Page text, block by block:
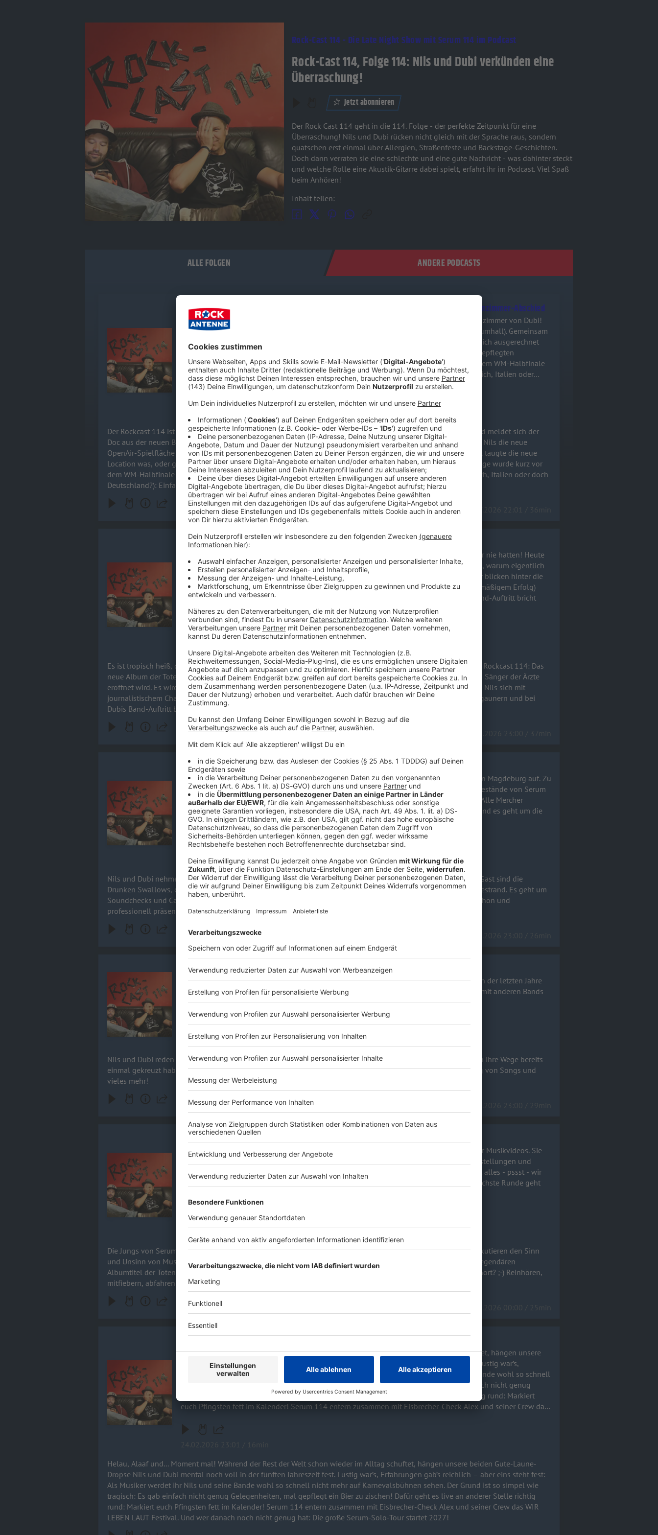
Rock-Cast 114 - Die Late Night Show mit Serum 114 im Podcast
Rock-Cast 114, Folge 114: Nils und Dubi verkünden eine
Überraschung!
Jetzt abonnieren
Der Rock Cast 114 geht in die 114. Folge - der perfekte Zeitpunkt für eine
Überraschung! Nils und Dubi rücken nicht gleich mit der Sprache raus, sondern
quatschen erst einmal über Allergien, Straßenfeste und Backstage-Geschichten.
Doch dann verraten sie eine schlechte und eine gute Nachricht - was dahinter steckt
und welche Rolle eine Akustik-Gitarre dabei spielt, erfahrt ihr im Podcast. Viel Spaß
beim Anhören!
Inhalt teilen:
ALLE FOLGEN ANDERE PODCASTS
Audiotitel - Rock-Cast 114, Folge 138: SOAD-Abriss in Düsseldorf, Sommermärchen-Flashbacks & Wohnzimmer-Abschied
Rock-Cast 114, Folge 138: SOAD-Abriss in Düsseldorf, Sommermärchen-Flashbacks & Wohnzimmer-Abschied
Der Rockcast 114 ist da – und das zum absolut letzten Mal aus dem legendären OG-Wohnzimmer von Dubi!
Bald meldet sich der Doc aus der neuen Behausung (freut euch schon mal auf feinsten Raumhall). Gemeinsam
nehmen sich Dubi und Nils die neue OpenAir-Spielfläche in Düsseldorf zur Brust, die kürzlich ausgerechnet
von System of a Down eingeweiht wurde. taugte die neue Location was, oder gab es nur gepflegten
Baustellen-Vibe zum Moshpit? Kleiner Disclaimer zur Zeitreise: Die Folge wurde kurz vor dem WM-Halbfinale
aufgezeichnet. Wenn die beiden also mutmaßen, wer den Pokal holt (war das jetzt Frankreich, Italien oder
doch Deutschland?): Einfach schmunzeln und die Nostalgie genießen!
Der Rockcast 114 ist da – und das zum absolut letzten Mal aus dem legendären OG-Wohnzimmer von Dubi! Bald meldet sich der
Doc aus der neuen Behausung (freut euch schon mal auf feinsten Raumhall). Gemeinsam nehmen sich Dubi und Nils die neue
OpenAir-Spielfläche in Düsseldorf zur Brust, die kürzlich ausgerechnet von System of a Down eingeweiht wurde. taugte die neue
Location was, oder gab es nur gepflegten Baustellen-Vibe zum Moshpit? Kleiner Disclaimer zur Zeitreise: Die Folge wurde kurz vor
dem WM-Halbfinale aufgezeichnet. Wenn die beiden also mutmaßen, wer den Pokal holt (war das jetzt Frankreich, Italien oder doch
Deutschland?): Einfach schmunzeln und die Nostalgie genießen!
Audiotitel - Rock-Cast 114, Folge 137: Sommerpause ohne Sommerpause!
Rock-Cast 114, Folge 137: Sommerpause ohne Sommerpause!
Es ist tropisch heiß, das Bier steht bereit und wir sind zurück aus der Sommerpause, die wir nie hatten! Heute
im Rockcast 114: Das neue Album der Toten Hosen im großen Check – inklusive der Frage, warum eigentlich
ein Song der Hosen vom Sänger der Ärzte eröffnet wird. Es wird laut, es wird intim und wir blicken hinter die
Kulissen der neuen Doku. Außerdem versucht Nils sich mit journalistischem Charme (und mäßigem Erfolg)
Presse-Tickets für die ausverkaufte System of a Down-Tour zu ergaunern und bei Dubis Band-Auftritt bricht
plötzlich das komplette Chaos aus. Radio an, es ist Mitternacht!
Es ist tropisch heiß, das Bier steht bereit und wir sind zurück aus der Sommerpause, die wir nie hatten! Heute im Rockcast 114: Das
neue Album der Toten Hosen im großen Check – inklusive der Frage, warum eigentlich ein Song der Hosen vom Sänger der Ärzte
eröffnet wird. Es wird laut, es wird intim und wir blicken hinter die Kulissen der neuen Doku. Außerdem versucht Nils sich mit
journalistischem Charme (und mäßigem Erfolg) Presse-Tickets für die ausverkaufte System of a Down-Tour zu ergaunern und bei
Audiotitel - Rock-Cast 114, Folge 136: Serum 114 leben laut auf dem Festival!
Rock-Cast 114, Folge 136: Serum 114 leben laut auf dem Festival!
Nils und Dubi nehmen ihre Folge beim "Wir leben Laut-Festival in Lohburg in der Nähe von Magdeburg auf. Zu
Gast sind die Drunken Swallows, die auch beim Festival gespielt haben. Es geht um Restbestände von Serum
114 am Nordseestrand. Es geht um Soundchecks und Caterings für VIPs und für VIP-VIPs. Alle Mercher
erfahren, wie sie ihr reichhaltiges Angebot schön und professionell präsentieren können und es geht um die
Frage: CDs? Noch?
26.05.2026 23:00 / 26min
Nils und Dubi nehmen ihre Folge beim "Wir leben Laut-Festival in Lohburg in der Nähe von Magdeburg auf. Zu Gast sind die
Drunken Swallows, die auch beim Festival gespielt haben. Es geht um Restbestände von Serum 114 am Nordseestrand. Es geht um
Soundchecks und Caterings für VIPs und für VIP-VIPs. Alle Mercher erfahren, wie sie ihr reichhaltiges Angebot schön und
professionell präsentieren können und es geht um die Frage: CDs? Noch?
Audiotitel - Rock-Cast 114, Folge 135: Mit Swiss von Swiss und die Anderen
Rock-Cast 114, Folge 135: Mit Swiss von Swiss und die Anderen
Nils und Dubi reden mit Swiss über die Karriere der Band und darüber, an welchen Punkten der letzten Jahre
sich ihre Wege bereits einmal gekreuzt haben. Außerdem plaudern sie auch über Features mit anderen Bands
und Künstler, Entstehung von Songs und vieles mehr!
28.04.2026 23:00 / 29min
Nils und Dubi reden mit Swiss über die Karriere der Band und darüber, an welchen Punkten der letzten Jahre sich ihre Wege bereits
einmal gekreuzt haben. Außerdem plaudern sie auch über Features mit anderen Bands und Künstler, Entstehung von Songs und
vieles mehr!
Audiotitel - Rock-Cast 114, Folge 134: TV, Musikvideos und Kunst
Rock-Cast 114, Folge 134: TV, Musikvideos und Kunst
Die Jungs von Serum 114 nehmen euch mit auf eine Zeitreise durch die goldenen Jahre der Musikvideos. Sie
diskutieren den Sinn und Unsinn von Musikclips, philosophieren über moderne Kunstausstellungen und
werfen einen Blick auf die legendären Albumtitel der Toten Hosen. Doch das ist noch nicht alles - pssst - wir
haben da was von einem Gewinnspiel gehört? ;-) Reinhören, mitfiebern, abfahren – die nächste Runde geht
25.03.2026 00:00 / 25min
Die Jungs von Serum 114 nehmen euch mit auf eine Zeitreise durch die goldenen Jahre der Musikvideos. Sie diskutieren den Sinn
und Unsinn von Musikclips, philosophieren über moderne Kunstausstellungen und werfen einen Blick auf die legendären
Albumtitel der Toten Hosen. Doch das ist noch nicht alles - pssst - wir haben da was von einem Gewinnspiel gehört? ;-) Reinhören,
mitfiebern, abfahren – die nächste Runde geht rückwärts!
Audiotitel - Rock-Cast 114, Folge 133: Über Festivals und Bier
Helau, Alaaf und... Moment mal! Während der Rest der Welt schon wieder im Alltag schuftet, hängen unsere
beiden Gute-Laune-Dropse Nils und Dubi mental noch voll in der fünften Jahreszeit fest. Lustig war’s,
Erfahrungen gab’s reichlich – aber eins steht fest: Als Musiker werdet ihr Nils und seine Bande wohl so schnell
nicht mehr auf Karnevalsbühnen sehen. Der Grund ist so simpel wie tragisch: Es gab einfach nicht genug
Gelegenheiten, mal gepflegt ein Bier zu zischen! Dafür geht es live an anderer Stelle richtig rund: Markiert
euch Pfingsten fett im Kalender! Serum 114 entern zusammen mit Eisbrecher-Check Alex und seiner Crew das
Helau, Alaaf und... Moment mal! Während der Rest der Welt schon wieder im Alltag schuftet, hängen unsere beiden Gute-Laune-
Dropse Nils und Dubi mental noch voll in der fünften Jahreszeit fest. Lustig war’s, Erfahrungen gab’s reichlich – aber eins steht fest:
Als Musiker werdet ihr Nils und seine Bande wohl so schnell nicht mehr auf Karnevalsbühnen sehen. Der Grund ist so simpel wie
tragisch: Es gab einfach nicht genug Gelegenheiten, mal gepflegt ein Bier zu zischen! Dafür geht es live an anderer Stelle richtig
rund: Markiert euch Pfingsten fett im Kalender! Serum 114 entern zusammen mit Eisbrecher-Check Alex und seiner Crew das WIR
LEBEN LAUT Festival. Und wer danach noch nicht genug hat: Die große Serum-Solo-Tour startet 2027!